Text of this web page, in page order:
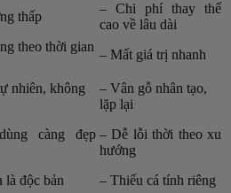
thấp
theo thời gian
– Chi phí thay thế
cao về lâu dài
– Mất giá trị nhanh
nhiên, không
càng đẹp
là độc bản
– Vân gỗ nhân tạo,
lặp lại
– Dễ lỗi thời theo xu
hướng
– Thiếu cá tính riêng